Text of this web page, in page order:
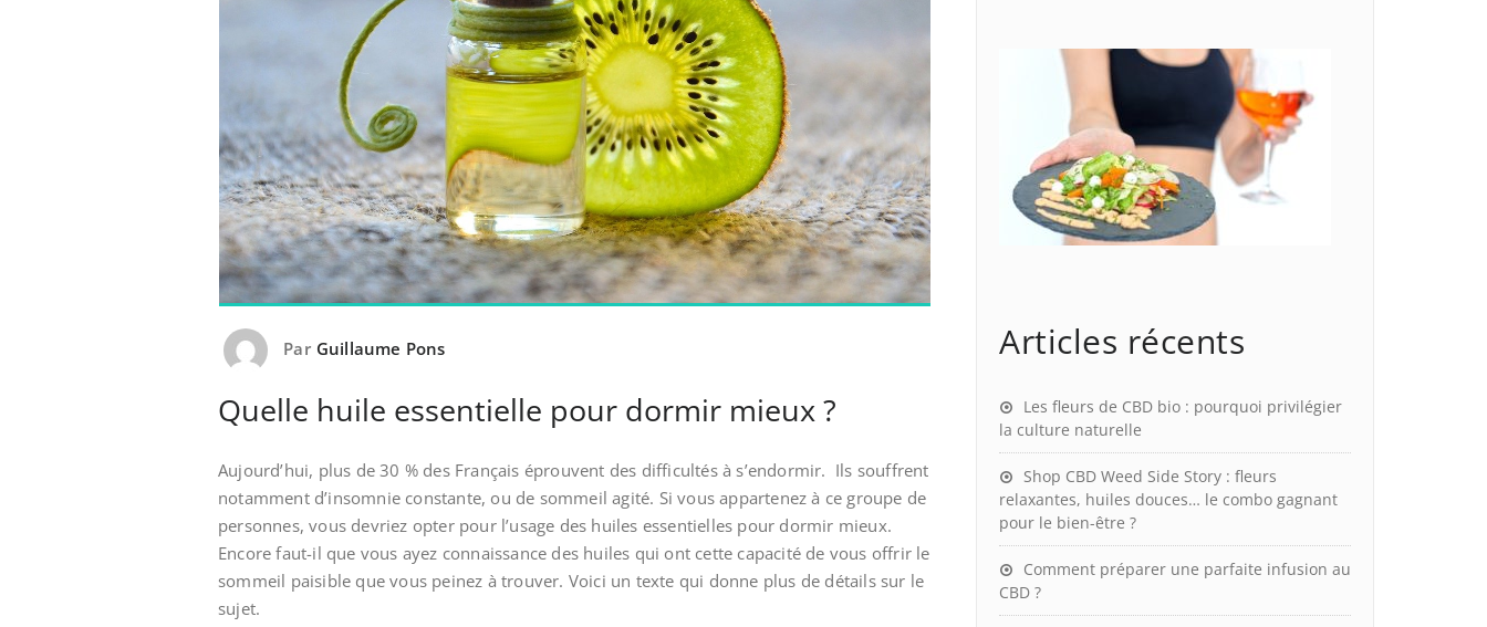
Par Guillaume Pons
Quelle huile essentielle pour dormir mieux ?
Aujourd’hui, plus de 30 % des Français éprouvent des difficultés à s’endormir. Ils souffrent
notamment d’insomnie constante, ou de sommeil agité. Si vous appartenez à ce groupe de
personnes, vous devriez opter pour l’usage des huiles essentielles pour dormir mieux.
Encore faut-il que vous ayez connaissance des huiles qui ont cette capacité de vous offrir le
sommeil paisible que vous peinez à trouver. Voici un texte qui donne plus de détails sur le
sujet.
Articles récents
Les fleurs de CBD bio : pourquoi privilégier
la culture naturelle
Shop CBD Weed Side Story : fleurs
relaxantes, huiles douces… le combo gagnant
pour le bien-être ?
Comment préparer une parfaite infusion au
CBD ?